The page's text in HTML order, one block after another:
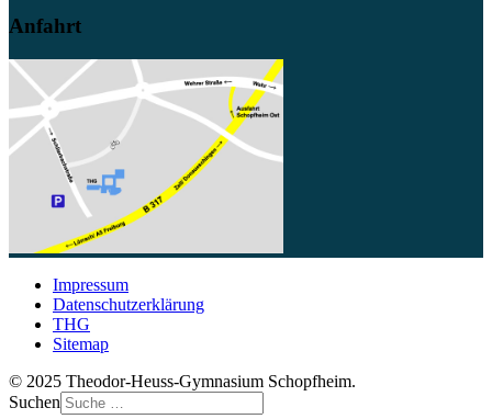
Anfahrt
Impressum
Datenschutzerklärung
THG
Sitemap
© 2025 Theodor-Heuss-Gymnasium Schopfheim.
Suchen